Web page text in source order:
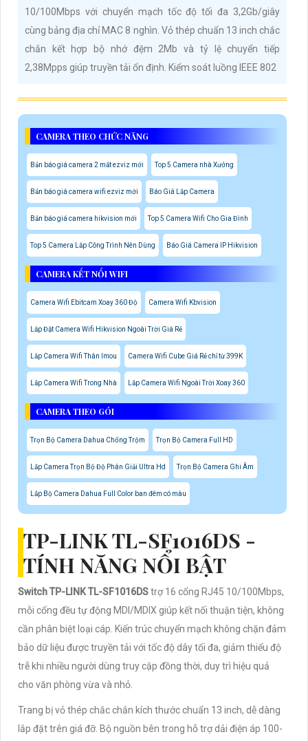
10/100Mbps với chuyển mạch tốc độ tối đa 3,2Gb/giây
cùng bảng địa chỉ MAC 8 nghìn. Vỏ thép chuẩn 13 inch chắc
chắn kết hợp bộ nhớ đệm 2Mb và tỷ lệ chuyển tiếp
2,38Mpps giúp truyền tải ổn định. Kiểm soát luồng IEEE 802
CAMERA THEO CHỨC NĂNG
Bản báo giá camera 2 mắt ezviz mới Top 5 Camera nhà Xưởng
Bản báo giá camera wifi ezviz mới Báo Giá Lắp Camera
Bản báo giá camera hikvision mới Top 5 Camera Wifi Cho Gia Đình
Top 5 Camera Lắp Công Trình Nên Dùng Báo Giá Camera IP Hikvision
CAMERA KẾT NỐI WIFI
Camera Wifi Ebitcam Xoay 360 Độ Camera Wifi Kbvision
Lắp Đặt Camera Wifi Hikvision Ngoài Trời Giá Rẻ
Lắp Camera Wifi Thân Imou Camera Wifi Cube Giá Rẻ chỉ từ 399K
Lắp Camera Wifi Trong Nhà Lắp Camera Wifi Ngoài Trời Xoay 360
CAMERA THEO GÓI
Trọn Bộ Camera Dahua Chống Trộm Trọn Bộ Camera Full HD
Lắp Camera Trọn Bộ Độ Phân Giải Ultra Hd Trọn Bộ Camera Ghi Âm
Lắp Bộ Camera Dahua Full Color ban đêm có màu
TP-LINK TL-SF1016DS -
TÍNH NĂNG NỔI BẬT
Switch TP-LINK TL-SF1016DStrợ 16 cổng RJ45 10/100Mbps,
mỗi cổng đều tự động MDI/MDIX giúp kết nối thuận tiện, không
cần phân biệt loại cáp. Kiến trúc chuyển mạch không chặn đảm
bảo dữ liệu được truyền tải với tốc độ dây tối đa, giảm thiểu độ
trễ khi nhiều người dùng truy cập đồng thời, duy trì hiệu quả
cho văn phòng vừa và nhỏ.
Trang bị vỏ thép chắc chắn kích thước chuẩn 13 inch, dễ dàng
lắp đặt trên giá đỡ. Bộ nguồn bên trong hỗ trợ dải điện áp 100-